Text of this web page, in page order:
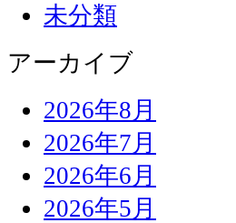
未分類
アーカイブ
2026年8月
2026年7月
2026年6月
2026年5月